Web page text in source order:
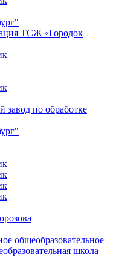
ТСЖ «Городок
по обработке
общеобразовательное
школа